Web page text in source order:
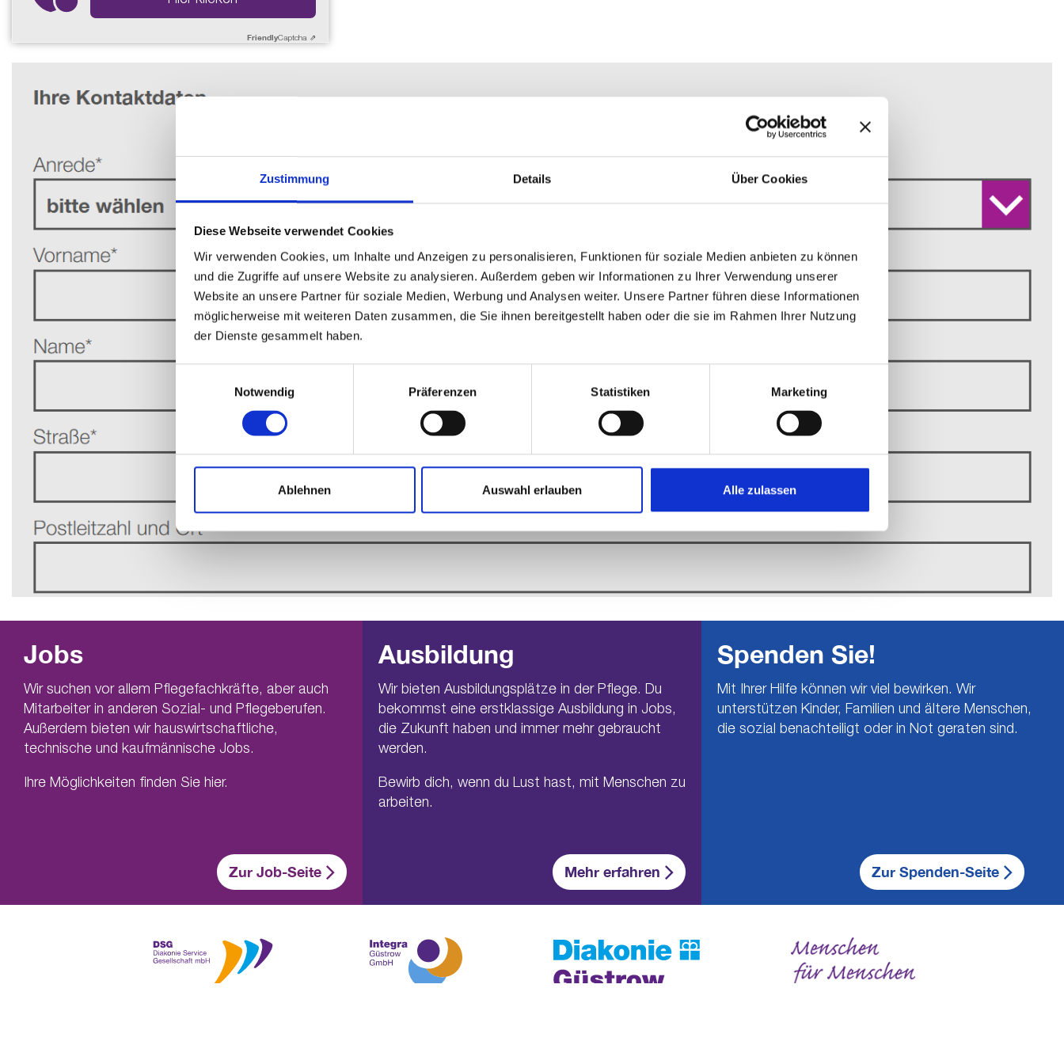
Zustimmung Details Über Cookies
Diese Webseite verwendet Cookies
Wir verwenden Cookies, um Inhalte und Anzeigen zu personalisieren, Funktionen für soziale Medien anbieten zu können
und die Zugriffe auf unsere Website zu analysieren. Außerdem geben wir Informationen zu Ihrer Verwendung unserer
Website an unsere Partner für soziale Medien, Werbung und Analysen weiter. Unsere Partner führen diese Informationen
möglicherweise mit weiteren Daten zusammen, die Sie ihnen bereitgestellt haben oder die sie im Rahmen Ihrer Nutzung
der Dienste gesammelt haben.
Notwendig
Präferenzen Statistiken Marketing
Ablehnen Auswahl erlauben Alle zulassen
FriendlyCaptcha ⇗
Jobs
Wir suchen vor allem Pflegefachkräfte, aber auch
Mitarbeiter in anderen Sozial- und Pflegeberufen.
Außerdem bieten wir hauswirtschaftliche,
technische und kaufmännische Jobs.
Ihre Möglichkeiten finden Sie hier.
Zur Job-Seite zu dieser Nachricht
Ausbildung
Wir bieten Ausbildungsplätze in der Pflege. Du
bekommst eine erstklassige Ausbildung in Jobs,
die Zukunft haben und immer mehr gebraucht
werden.
Bewirb dich, wenn du Lust hast, mit Menschen zu
arbeiten.
Mehr erfahren zu dieser Nachricht
Spenden Sie!
Mit Ihrer Hilfe können wir viel bewirken. Wir
unterstützen Kinder, Familien und ältere Menschen,
die sozial benachteiligt oder in Not geraten sind.
Zur Spenden-Seite zu